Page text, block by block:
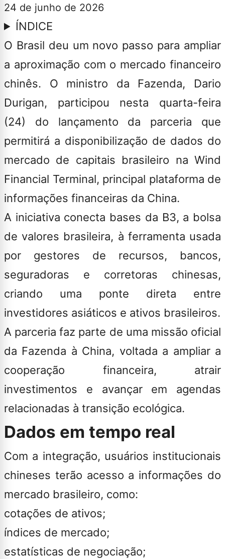
24 de junho de 2026
ÍNDICE
O Brasil deu um novo passo para ampliar
a aproximação com o mercado financeiro
chinês. O ministro da Fazenda, Dario
Durigan, participou nesta quarta-feira
(24) do lançamento da parceria que
permitirá a disponibilização de dados do
mercado de capitais brasileiro na Wind
Financial Terminal, principal plataforma de
informações financeiras da China.
A iniciativa conecta bases da B3, a bolsa
de valores brasileira, à ferramenta usada
por gestores de recursos, bancos,
seguradoras e corretoras chinesas,
criando uma ponte direta entre
investidores asiáticos e ativos brasileiros.
A parceria faz parte de uma missão oficial
da Fazenda à China, voltada a ampliar a
cooperação financeira, atrair
investimentos e avançar em agendas
relacionadas à transição ecológica.
Dados em tempo real
Com a integração, usuários institucionais
chineses terão acesso a informações do
mercado brasileiro, como:
cotações de ativos;
índices de mercado;
estatísticas de negociação;